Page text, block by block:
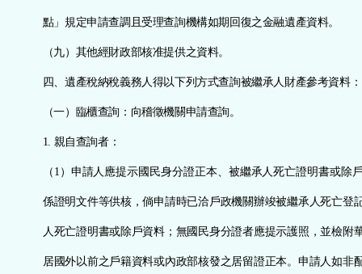
點」規定申請查調且受理查詢機構如期回復之金融遺產資料。
（九）其他經財政部核准提供之資料。
四、遺產稅納稅義務人得以下列方式查詢被繼承人財產參考資料：
（一）臨櫃查詢：向稽徵機關申請查詢。
1. 親自查詢者：
（1）申請人應提示國民身分證正本、被繼承人死亡證明書或除
係證明文件等供核，倘申請時已洽戶政機關辦竣被繼承人死亡登
人死亡證明書或除戶資料；無國民身分證者應提示護照，並檢附
居國外以前之戶籍資料或內政部核發之居留證正本。申請人如非